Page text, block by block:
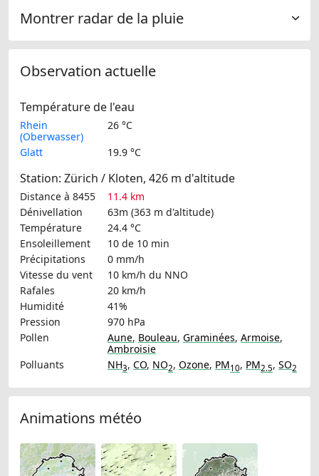
Montrer radar de la pluie
Observation actuelle
Température de l'eau
Rhein
(Oberwasser)
26 °C
Glatt
19.9 °C
Station: Zürich / Kloten, 426 m d'altitude
Distance à 8455
11.4 km
Dénivellation
63m (363 m d'altitude)
Température
24.4 °C
Ensoleillement
10 de 10 min
Précipitations
0 mm/h
Vitesse du vent
10 km/h du NNO
Rafales
20 km/h
Humidité
41%
Pression
970 hPa
Pollen
Aune, Bouleau, Graminées, Armoise,
Ambroisie
Polluants
NH3, CO, NO2, Ozone, PM10, PM2.5, SO2
Animations météo